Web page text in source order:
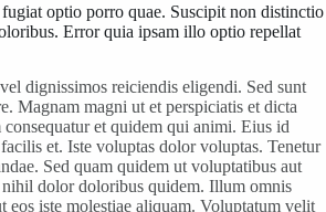
optio porro quae. Suscipit non distinctio
Error quia ipsam illo optio repellat
dignissimos reiciendis eligendi. Sed sunt
Magnam magni ut et perspiciatis et dicta
et quidem qui animi. Eius id
et. Iste voluptas dolor voluptas. Tenetur
Sed quam quidem ut voluptatibus aut
dolor doloribus quidem. Illum omnis
eos iste molestiae aliquam. Voluptatum velit